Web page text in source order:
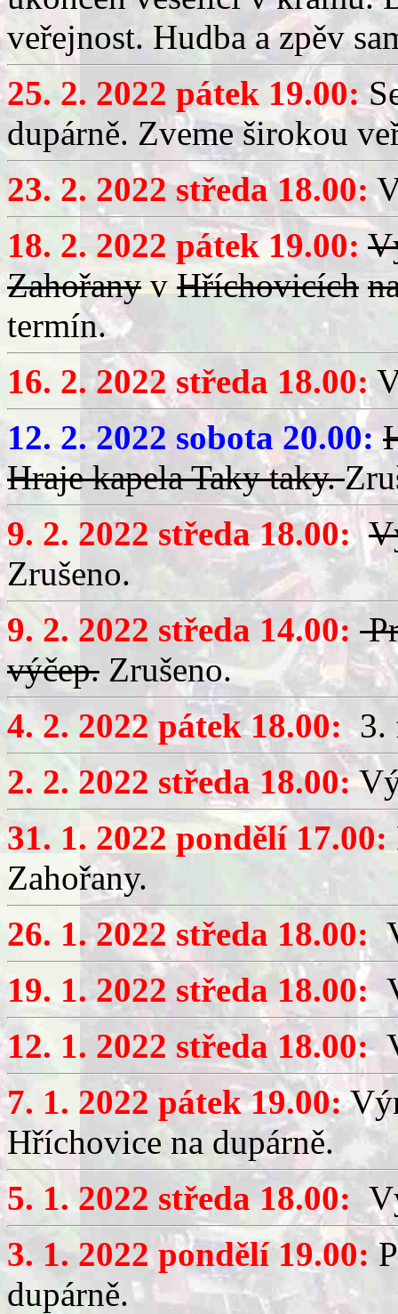
veřejnost. Hudba a zpěv
25. 2. 2022 pátek 19.00:
dupárně. Zveme širokou
23. 2. 2022 středa 18.00:
18. 2. 2022 pátek 19.00:
ZahořanyvHříchovicích
termín.
16. 2. 2022 středa 18.00:
12. 2. 2022 sobota 20.00:
Hraje kapela Taky taky.
9. 2. 2022 středa 18.00:
Zrušeno.
9. 2. 2022 středa 14.00:
výčep. Zrušeno.
4. 2. 2022 pátek 18.00: 3.
2. 2. 2022 středa 18.00:
31. 1. 2022 pondělí 17.00:
Zahořany.
26. 1. 2022 středa 18.00:
19. 1. 2022 středa 18.00:
12. 1. 2022 středa 18.00:
7. 1. 2022 pátek 19.00:
Hříchovice na dupárně.
5. 1. 2022 středa 18.00:
3. 1. 2022 pondělí 19.00:
dupárně.